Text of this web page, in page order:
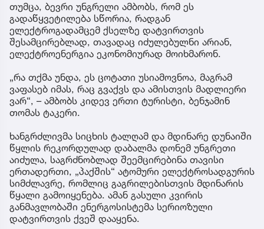
თუმცა, ბევრი უნგრელი ამბობს, რომ ეს
გადაწყვეტილება სწორია, რადგან
ელექტროგადამცემ ქსელზე დატვირთვის
შესამცირებლად, თავადაც იძულებულნი არიან,
ელექტროენერგია ეკონომიურად მოიხმარონ.
„რა თქმა უნდა, ეს ცოტათი უსიამოვნოა, მაგრამ
ვაფასებ იმას, რაც გვაქვს და ამისთვის მადლიერი
ვარ“, – ამბობს კიდევ ერთი ტურისტი, ბენჯამინ
თომას ტაკერი.
ხანგრძლივმა სიცხის ტალღამ და მდინარე დუნაიში
წყლის რეკორდულად დაბალმა დონემ უნგრეთი
აიძულა, საგრძნობლად შეემცირებინა თავისი
ერთადერთი, „პაქშის“ ატომური ელექტროსადგურის
სიმძლავრე, რომლიც გაგრილებისთვის მდინარის
წყალი გამოიყენება. ამან გასული კვირის
განმავლობაში ენერგოსისტემა სერიოზული
დატვირთვის ქვეშ დააყენა.